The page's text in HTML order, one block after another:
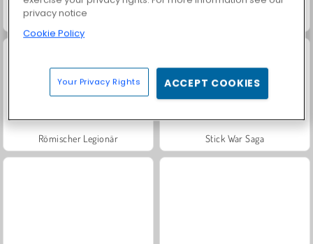
Stickman Fighter: Epic Battle
Römischer Legionär Stick War Saga
privacy notice
Cookie Policy
Your Privacy Rights ACCEPT COOKIES